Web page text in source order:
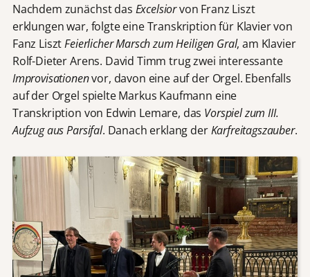
Nachdem zunächst das Excelsiorvon Franz Liszt
erklungen war, folgte eine Transkription für Klavier von
Fanz LisztFeierlicher Marsch zum Heiligen Gral, am Klavier
Rolf-Dieter Arens. David Timm trug zwei interessante
Improvisationenvor, davon eine auf der Orgel. Ebenfalls
auf der Orgel spielte Markus Kaufmann eine
Transkription von Edwin Lemare, das Vorspiel zum III.
Aufzug aus Parsifal. Danach erklang derKarfreitagszauber.